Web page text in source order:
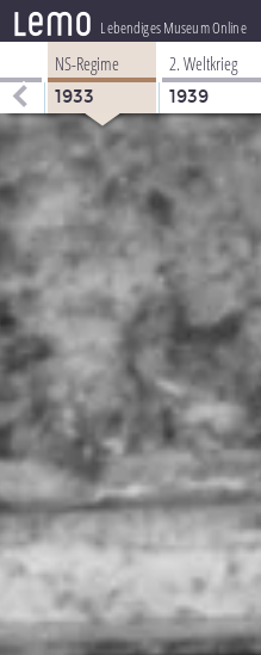
lemo Lebendiges Museum Online
ZEITSTRAHL
THEMEN
ZEITZEUGEN
BESTAND
LERNEN
PROJEKT
NS-Regime
1933
2. Weltkrieg
1939